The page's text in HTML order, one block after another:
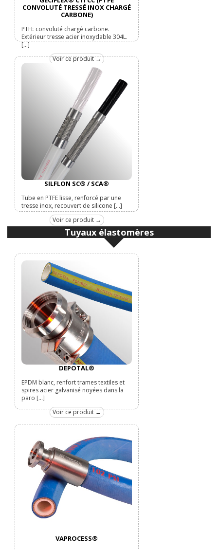
CONVOLUTÉ TRESSÉ INOX CHARGÉ
CARBONE)
PTFE convoluté chargé carbone.
Extérieur tresse acier inoxydable 304L.
[...]
Voir ce produit →
SILFLON SC® / SCA®
Tube en PTFE lisse, renforcé par une
tresse inox, recouvert de silicone [...]
Voir ce produit →
Tuyaux élastomères
DEPOTAL®
EPDM blanc, renfort trames textiles et
spires acier galvanisé noyées dans la
paro [...]
Voir ce produit →
VAPROCESS®